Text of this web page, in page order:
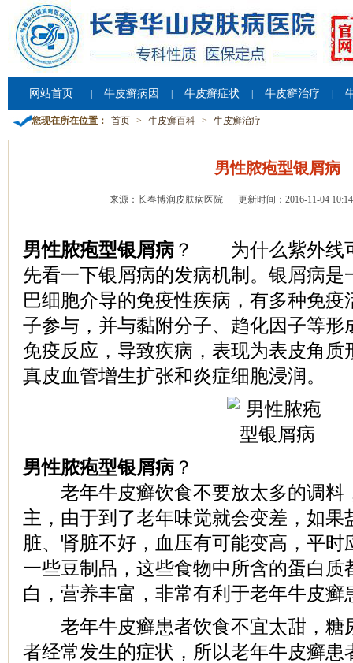
网站首页 牛皮癣病因 牛皮癣症状 牛皮癣治疗
您现在所在位置： 首页 > 牛皮癣百科 > 牛皮癣治疗
男性脓疱型银屑病
来源：长春博润皮肤病医院 更新时间：2016-11-04
男性脓疱型银屑病 ？ 为什么紫外线
先看一下银屑病的发病机制。银屑病是
巴细胞介导的免疫性疾病，有多种免疫
子参与，并与黏附分子、趋化因子等形
免疫反应，导致疾病，表现为表皮角质
真皮血管增生扩张和炎症细胞浸润。
男性脓疱型银屑病 ？
老年牛皮癣饮食不要放太多的调料
主，由于到了老年味觉就会变差，如果
脏、肾脏不好，血压有可能变高，平时
一些豆制品，这些食物中所含的蛋白质
白，营养丰富，非常有利于老年牛皮癣
老年牛皮癣患者饮食不宜太甜，糖
者经常发生的症状，所以老年牛皮癣患